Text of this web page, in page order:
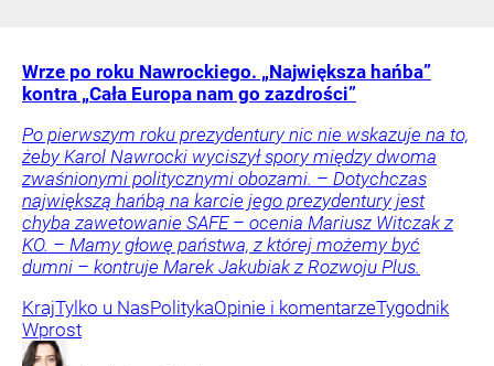
Wrze po roku Nawrockiego. „Największa hańba”
kontra „Cała Europa nam go zazdrości”
Po pierwszym roku prezydentury nic nie wskazuje na to,
żeby Karol Nawrocki wyciszył spory między dwoma
zwaśnionymi politycznymi obozami. – Dotychczas
największą hańbą na karcie jego prezydentury jest
chyba zawetowanie SAFE – ocenia Mariusz Witczak z
KO. – Mamy głowę państwa, z której możemy być
dumni – kontruje Marek Jakubiak z Rozwoju Plus.
KrajTylko u NasPolitykaOpinie i komentarzeTygodnik
Wprost